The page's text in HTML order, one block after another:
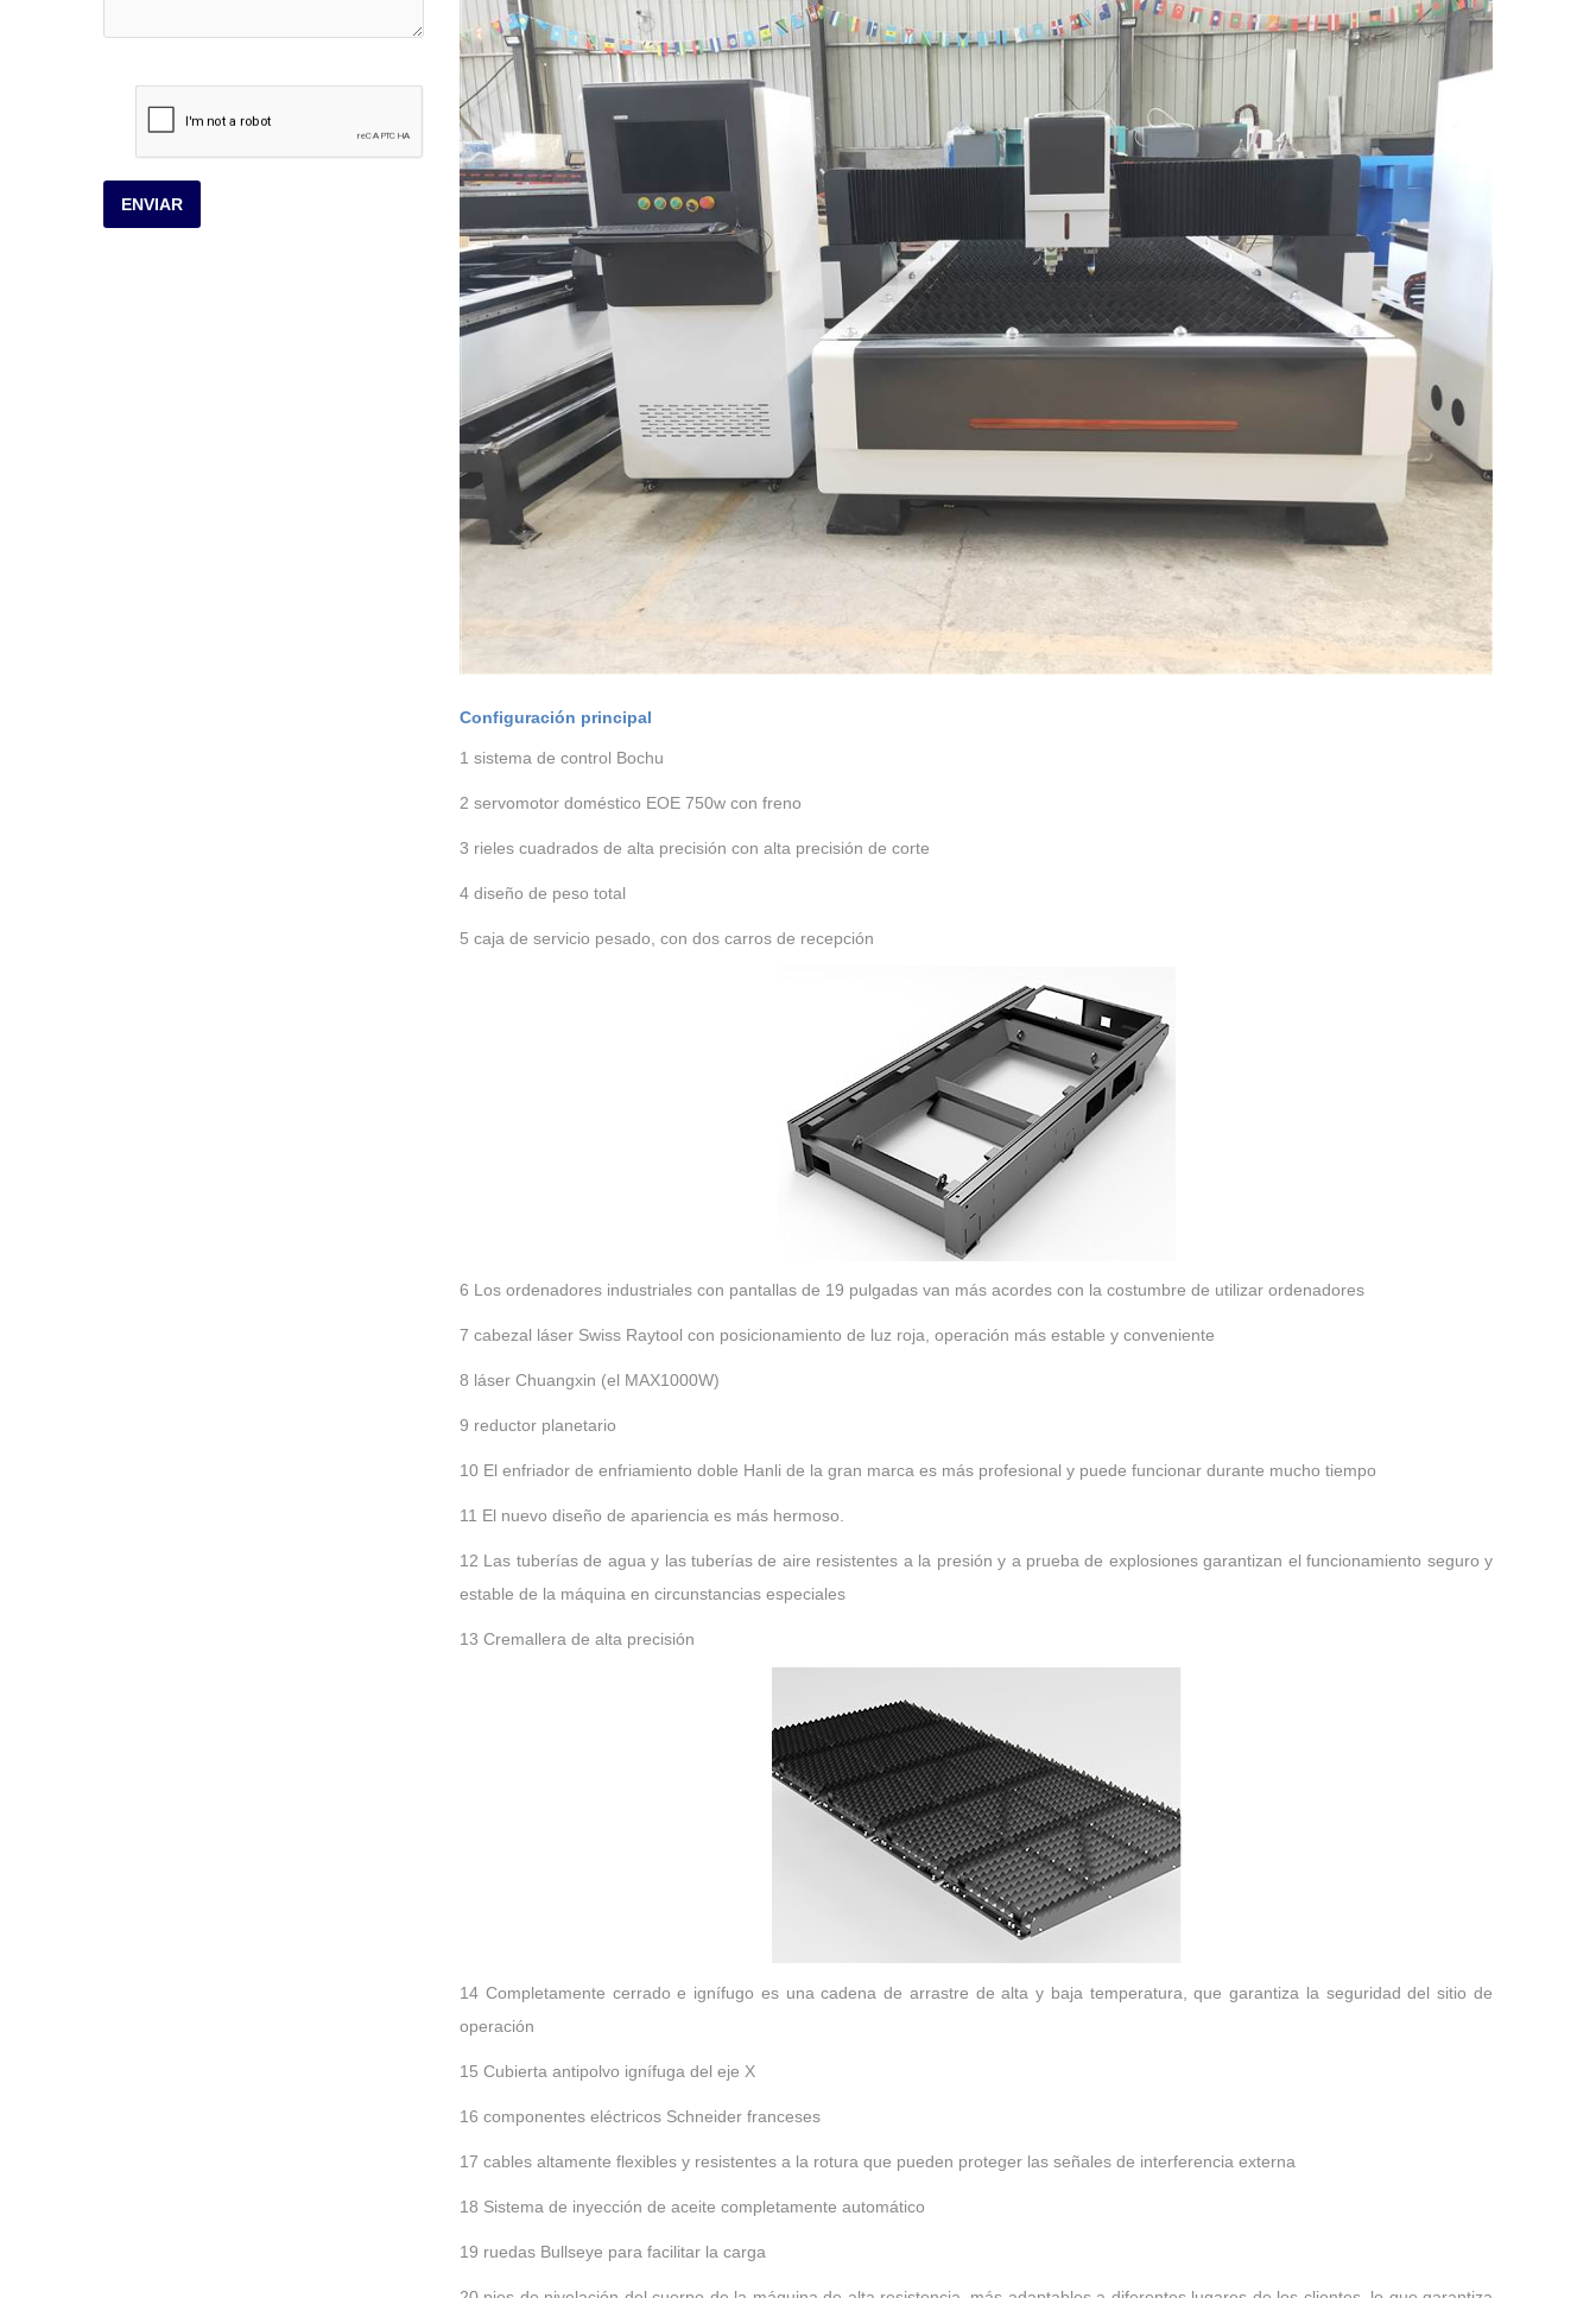
Configuración principal
1 sistema de control Bochu
2 servomotor doméstico EOE 750w con freno
3 rieles cuadrados de alta precisión con alta precisión de corte
4 diseño de peso total
5 caja de servicio pesado, con dos carros de recepción
6 Los ordenadores industriales con pantallas de 19 pulgadas van más acordes con la costumbre de utilizar ordenadores
7 cabezal láser Swiss Raytool con posicionamiento de luz roja, operación más estable y conveniente
8 láser Chuangxin (el MAX1000W)
9 reductor planetario
10 El enfriador de enfriamiento doble Hanli de la gran marca es más profesional y puede funcionar durante mucho tiempo
11 El nuevo diseño de apariencia es más hermoso.
12 Las tuberías de agua y las tuberías de aire resistentes a la presión y a prueba de explosiones garantizan el funcionamiento seguro y
estable de la máquina en circunstancias especiales
13 Cremallera de alta precisión
14 Completamente cerrado e ignífugo es una cadena de arrastre de alta y baja temperatura, que garantiza la seguridad del sitio de
operación
15 Cubierta antipolvo ignífuga del eje X
16 componentes eléctricos Schneider franceses
17 cables altamente flexibles y resistentes a la rotura que pueden proteger las señales de interferencia externa
18 Sistema de inyección de aceite completamente automático
19 ruedas Bullseye para facilitar la carga